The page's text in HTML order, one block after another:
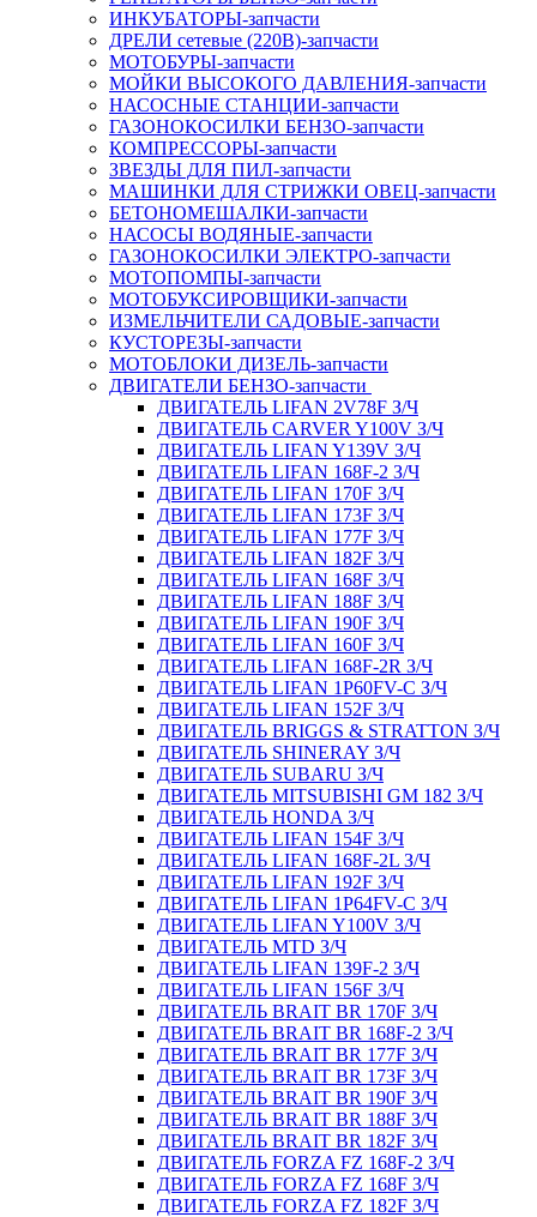
ИНКУБАТОРЫ-запчасти
ДРЕЛИ сетевые (220В)-запчасти
МОТОБУРЫ-запчасти
МОЙКИ ВЫСОКОГО ДАВЛЕНИЯ-запчасти
НАСОСНЫЕ СТАНЦИИ-запчасти
ГАЗОНОКОСИЛКИ БЕНЗО-запчасти
КОМПРЕССОРЫ-запчасти
ЗВЕЗДЫ ДЛЯ ПИЛ-запчасти
МАШИНКИ ДЛЯ СТРИЖКИ ОВЕЦ-запчасти
БЕТОНОМЕШАЛКИ-запчасти
НАСОСЫ ВОДЯНЫЕ-запчасти
ГАЗОНОКОСИЛКИ ЭЛЕКТРО-запчасти
МОТОПОМПЫ-запчасти
МОТОБУКСИРОВЩИКИ-запчасти
ИЗМЕЛЬЧИТЕЛИ САДОВЫЕ-запчасти
КУСТОРЕЗЫ-запчасти
МОТОБЛОКИ ДИЗЕЛЬ-запчасти
ДВИГАТЕЛИ БЕНЗО-запчасти
ДВИГАТЕЛЬ LIFAN 2V78F З/Ч
ДВИГАТЕЛЬ CARVER Y100V З/Ч
ДВИГАТЕЛЬ LIFAN Y139V З/Ч
ДВИГАТЕЛЬ LIFAN 168F-2 З/Ч
ДВИГАТЕЛЬ LIFAN 170F З/Ч
ДВИГАТЕЛЬ LIFAN 173F З/Ч
ДВИГАТЕЛЬ LIFAN 177F З/Ч
ДВИГАТЕЛЬ LIFAN 182F З/Ч
ДВИГАТЕЛЬ LIFAN 168F З/Ч
ДВИГАТЕЛЬ LIFAN 188F З/Ч
ДВИГАТЕЛЬ LIFAN 190F З/Ч
ДВИГАТЕЛЬ LIFAN 160F З/Ч
ДВИГАТЕЛЬ LIFAN 168F-2R З/Ч
ДВИГАТЕЛЬ LIFAN 1P60FV-C З/Ч
ДВИГАТЕЛЬ LIFAN 152F З/Ч
ДВИГАТЕЛЬ BRIGGS & STRATTON З/Ч
ДВИГАТЕЛЬ SHINERAY З/Ч
ДВИГАТЕЛЬ SUBARU З/Ч
ДВИГАТЕЛЬ MITSUBISHI GM 182 З/Ч
ДВИГАТЕЛЬ HONDA З/Ч
ДВИГАТЕЛЬ LIFAN 154F З/Ч
ДВИГАТЕЛЬ LIFAN 168F-2L З/Ч
ДВИГАТЕЛЬ LIFAN 192F З/Ч
ДВИГАТЕЛЬ LIFAN 1P64FV-C З/Ч
ДВИГАТЕЛЬ LIFAN Y100V З/Ч
ДВИГАТЕЛЬ MTD З/Ч
ДВИГАТЕЛЬ LIFAN 139F-2 З/Ч
ДВИГАТЕЛЬ LIFAN 156F З/Ч
ДВИГАТЕЛЬ BRAIT BR 170F З/Ч
ДВИГАТЕЛЬ BRAIT BR 168F-2 З/Ч
ДВИГАТЕЛЬ BRAIT BR 177F З/Ч
ДВИГАТЕЛЬ BRAIT BR 173F З/Ч
ДВИГАТЕЛЬ BRAIT BR 190F З/Ч
ДВИГАТЕЛЬ BRAIT BR 188F З/Ч
ДВИГАТЕЛЬ BRAIT BR 182F З/Ч
ДВИГАТЕЛЬ FORZA FZ 168F-2 З/Ч
ДВИГАТЕЛЬ FORZA FZ 168F З/Ч
ДВИГАТЕЛЬ FORZA FZ 182F З/Ч